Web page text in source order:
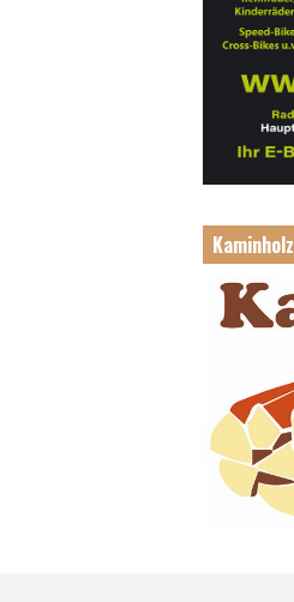
Kaminholz